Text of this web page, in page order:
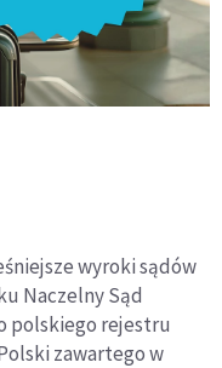
wyroki sądów
Naczelny Sąd
polskiego rejestru
zawartego w